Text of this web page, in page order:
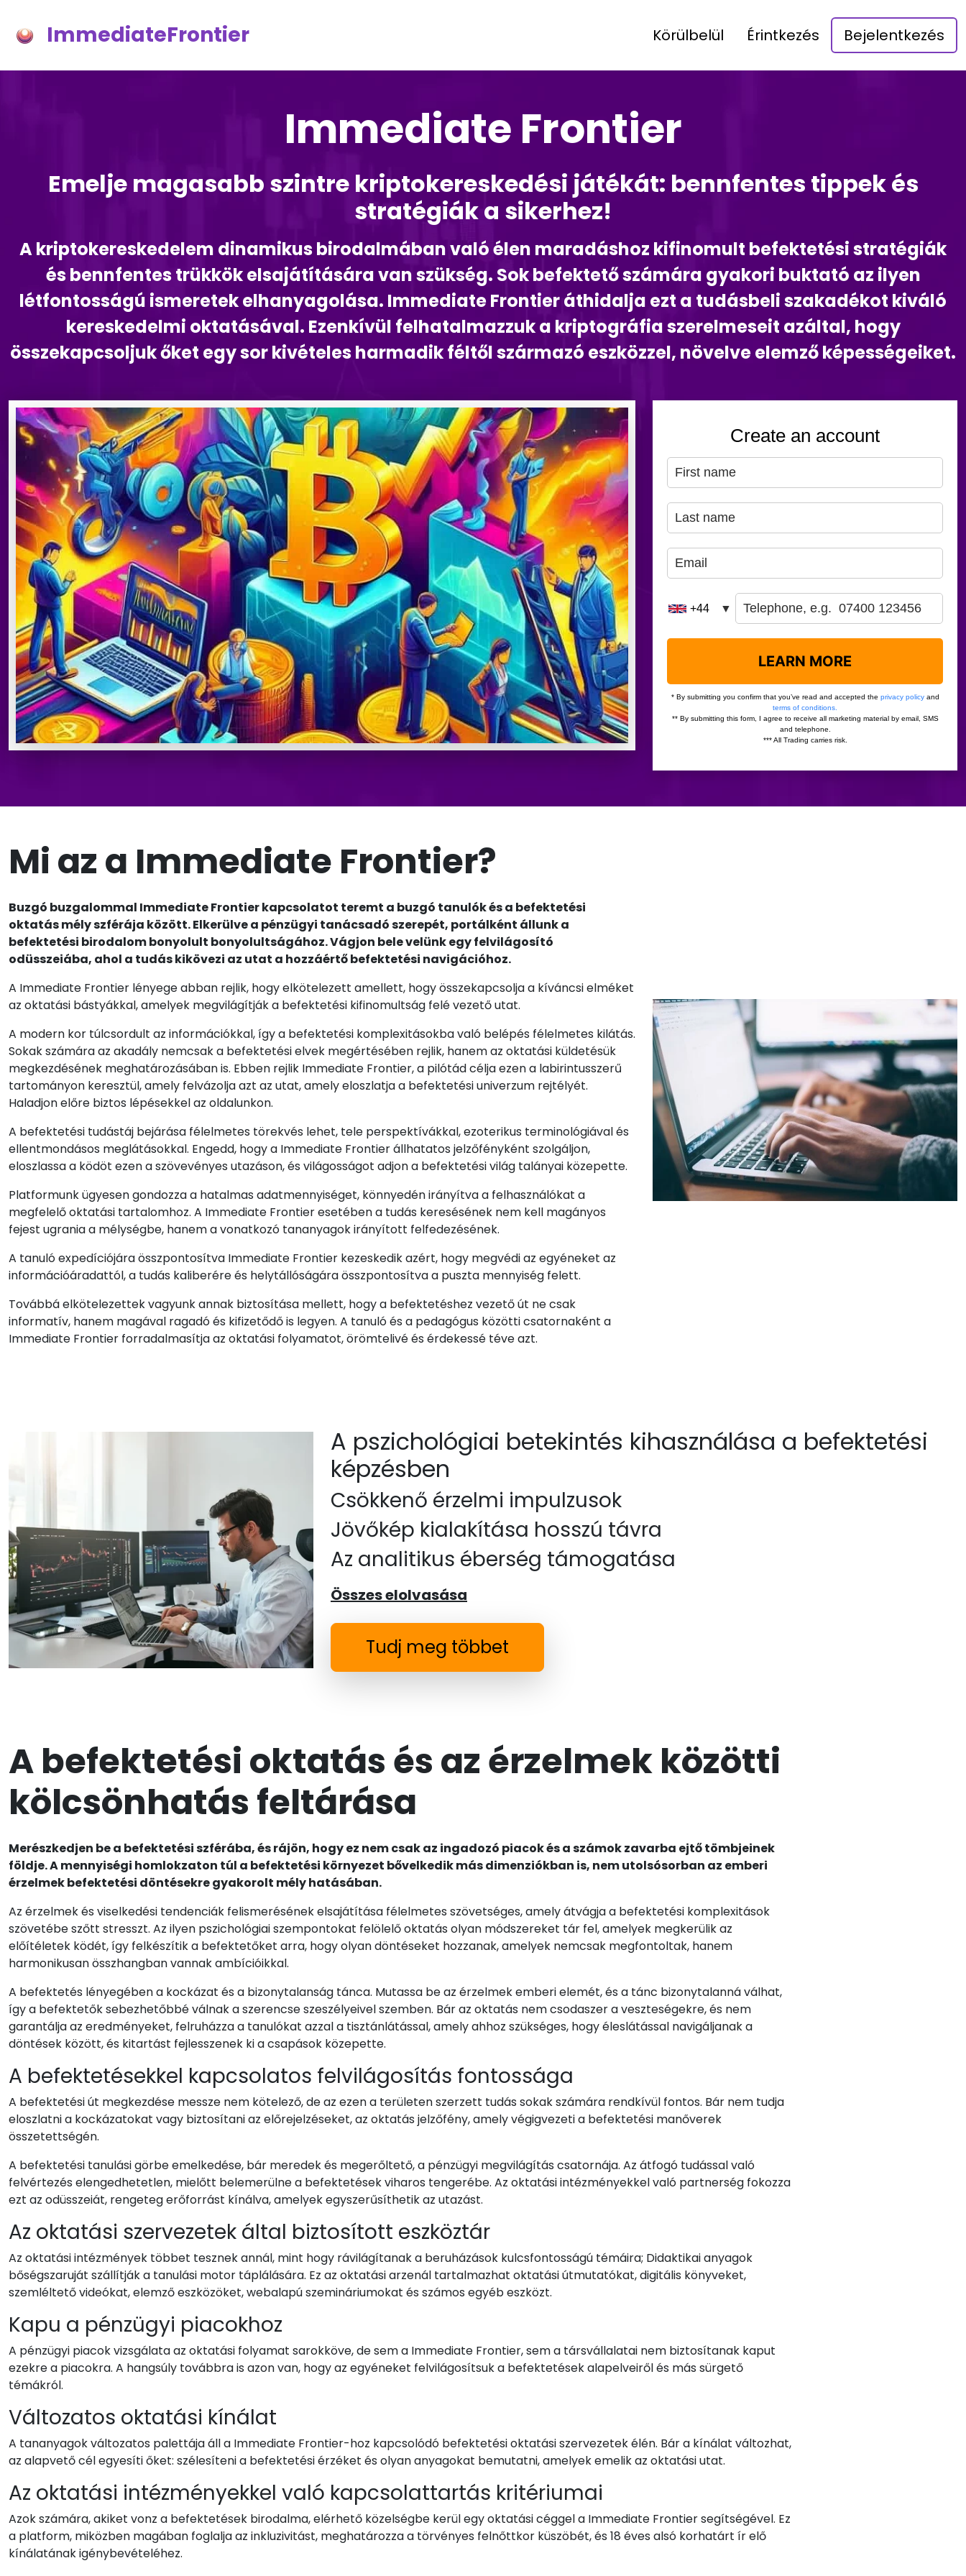
ImmediateFrontier Körülbelül Érintkezés Bejelentkezés
Immediate Frontier
Emelje magasabb szintre kriptokereskedési játékát: bennfentes tippek és
stratégiák a sikerhez!
A kriptokereskedelem dinamikus birodalmában való élen maradáshoz kifinomult befektetési stratégiák
és bennfentes trükkök elsajátítására van szükség. Sok befektető számára gyakori buktató az ilyen
létfontosságú ismeretek elhanyagolása. Immediate Frontier áthidalja ezt a tudásbeli szakadékot kiváló
kereskedelmi oktatásával. Ezenkívül felhatalmazzuk a kriptográfia szerelmeseit azáltal, hogy
összekapcsoljuk őket egy sor kivételes harmadik féltől származó eszközzel, növelve elemző képességeiket.
Mi az a Immediate Frontier?
Buzgó buzgalommal Immediate Frontier kapcsolatot teremt a buzgó tanulók és a befektetési
oktatás mély szférája között. Elkerülve a pénzügyi tanácsadó szerepét, portálként állunk a
befektetési birodalom bonyolult bonyolultságához. Vágjon bele velünk egy felvilágosító
odüsszeiába, ahol a tudás kikövezi az utat a hozzáértő befektetési navigációhoz.
A Immediate Frontier lényege abban rejlik, hogy elkötelezett amellett, hogy összekapcsolja a kíváncsi elméket
az oktatási bástyákkal, amelyek megvilágítják a befektetési kifinomultság felé vezető utat.
A modern kor túlcsordult az információkkal, így a befektetési komplexitásokba való belépés félelmetes kilátás.
Sokak számára az akadály nemcsak a befektetési elvek megértésében rejlik, hanem az oktatási küldetésük
megkezdésének meghatározásában is. Ebben rejlik Immediate Frontier, a pilótád célja ezen a labirintusszerű
tartományon keresztül, amely felvázolja azt az utat, amely eloszlatja a befektetési univerzum rejtélyét.
Haladjon előre biztos lépésekkel az oldalunkon.
A befektetési tudástáj bejárása félelmetes törekvés lehet, tele perspektívákkal, ezoterikus terminológiával és
ellentmondásos meglátásokkal. Engedd, hogy a Immediate Frontier állhatatos jelzőfényként szolgáljon,
eloszlassa a ködöt ezen a szövevényes utazáson, és világosságot adjon a befektetési világ talányai közepette.
Platformunk ügyesen gondozza a hatalmas adatmennyiséget, könnyedén irányítva a felhasználókat a
megfelelő oktatási tartalomhoz. A Immediate Frontier esetében a tudás keresésének nem kell magányos
fejest ugrania a mélységbe, hanem a vonatkozó tananyagok irányított felfedezésének.
A tanuló expedíciójára összpontosítva Immediate Frontier kezeskedik azért, hogy megvédi az egyéneket az
információáradattól, a tudás kaliberére és helytállóságára összpontosítva a puszta mennyiség felett.
Továbbá elkötelezettek vagyunk annak biztosítása mellett, hogy a befektetéshez vezető út ne csak
informatív, hanem magával ragadó és kifizetődő is legyen. A tanuló és a pedagógus közötti csatornaként a
Immediate Frontier forradalmasítja az oktatási folyamatot, örömtelivé és érdekessé téve azt.
A pszichológiai betekintés kihasználása a befektetési
képzésben
Csökkenő érzelmi impulzusok
Jövőkép kialakítása hosszú távra
Az analitikus éberség támogatása
Összes elolvasása
Tudj meg többet
A befektetési oktatás és az érzelmek közötti
kölcsönhatás feltárása
Merészkedjen be a befektetési szférába, és rájön, hogy ez nem csak az ingadozó piacok és a számok zavarba ejtő tömbjeinek
földje. A mennyiségi homlokzaton túl a befektetési környezet bővelkedik más dimenziókban is, nem utolsósorban az emberi
érzelmek befektetési döntésekre gyakorolt mély hatásában.
Az érzelmek és viselkedési tendenciák felismerésének elsajátítása félelmetes szövetséges, amely átvágja a befektetési komplexitások
szövetébe szőtt stresszt. Az ilyen pszichológiai szempontokat felölelő oktatás olyan módszereket tár fel, amelyek megkerülik az
előítéletek ködét, így felkészítik a befektetőket arra, hogy olyan döntéseket hozzanak, amelyek nemcsak megfontoltak, hanem
harmonikusan összhangban vannak ambícióikkal.
A befektetés lényegében a kockázat és a bizonytalanság tánca. Mutassa be az érzelmek emberi elemét, és a tánc bizonytalanná válhat,
így a befektetők sebezhetőbbé válnak a szerencse szeszélyeivel szemben. Bár az oktatás nem csodaszer a veszteségekre, és nem
garantálja az eredményeket, felruházza a tanulókat azzal a tisztánlátással, amely ahhoz szükséges, hogy éleslátással navigáljanak a
döntések között, és kitartást fejlesszenek ki a csapások közepette.
A befektetésekkel kapcsolatos felvilágosítás fontossága
A befektetési út megkezdése messze nem kötelező, de az ezen a területen szerzett tudás sokak számára rendkívül fontos. Bár nem tudja
eloszlatni a kockázatokat vagy biztosítani az előrejelzéseket, az oktatás jelzőfény, amely végigvezeti a befektetési manőverek
összetettségén.
A befektetési tanulási görbe emelkedése, bár meredek és megerőltető, a pénzügyi megvilágítás csatornája. Az átfogó tudással való
felvértezés elengedhetetlen, mielőtt belemerülne a befektetések viharos tengerébe. Az oktatási intézményekkel való partnerség fokozza
ezt az odüsszeiát, rengeteg erőforrást kínálva, amelyek egyszerűsíthetik az utazást.
Az oktatási szervezetek által biztosított eszköztár
Az oktatási intézmények többet tesznek annál, mint hogy rávilágítanak a beruházások kulcsfontosságú témáira; Didaktikai anyagok
bőségszaruját szállítják a tanulási motor táplálására. Ez az oktatási arzenál tartalmazhat oktatási útmutatókat, digitális könyveket,
szemléltető videókat, elemző eszközöket, webalapú szemináriumokat és számos egyéb eszközt.
Kapu a pénzügyi piacokhoz
A pénzügyi piacok vizsgálata az oktatási folyamat sarokköve, de sem a Immediate Frontier, sem a társvállalatai nem biztosítanak kaput
ezekre a piacokra. A hangsúly továbbra is azon van, hogy az egyéneket felvilágosítsuk a befektetések alapelveiről és más sürgető
témákról.
Változatos oktatási kínálat
A tananyagok változatos palettája áll a Immediate Frontier-hoz kapcsolódó befektetési oktatási szervezetek élén. Bár a kínálat változhat,
az alapvető cél egyesíti őket: szélesíteni a befektetési érzéket és olyan anyagokat bemutatni, amelyek emelik az oktatási utat.
Az oktatási intézményekkel való kapcsolattartás kritériumai
Azok számára, akiket vonz a befektetések birodalma, elérhető közelségbe kerül egy oktatási céggel a Immediate Frontier segítségével. Ez
a platform, miközben magában foglalja az inkluzivitást, meghatározza a törvényes felnőttkor küszöbét, és 18 éves alsó korhatárt ír elő
kínálatának igénybevételéhez.